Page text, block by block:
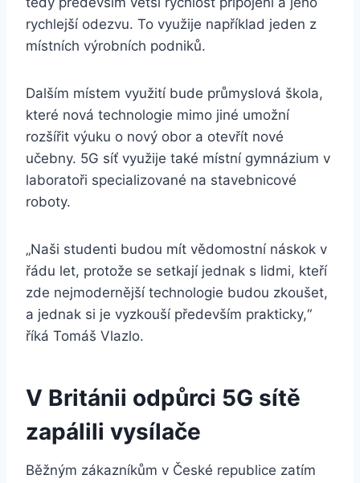
rychlejší odezvu. To využije například jeden z
místních výrobních podniků.
Dalším místem využití bude průmyslová škola,
které nová technologie mimo jiné umožní
rozšířit výuku o nový obor a otevřít nové
učebny. 5G síť využije také místní gymnázium v
laboratoři specializované na stavebnicové
roboty.
„Naši studenti budou mít vědomostní náskok v
řádu let, protože se setkají jednak s lidmi, kteří
zde nejmodernější technologie budou zkoušet,
a jednak si je vyzkouší především prakticky,“
říká Tomáš Vlazlo.
V Británii odpůrci 5G sítě
zapálili vysílače
Běžným zákazníkům v České republice zatím